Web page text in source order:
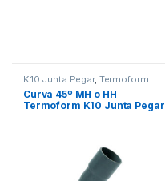
K10 Junta Pegar, Termoform
Curva 45º MH o HH
Termoform K10 Junta Pegar